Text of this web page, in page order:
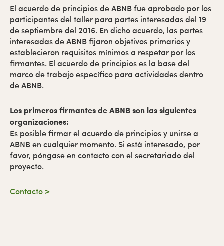
El acuerdo de principios de ABNB fue aprobado por los
participantes del taller para partes interesadas del 19
de septiembre del 2016. En dicho acuerdo, las partes
interesadas de ABNB fijaron objetivos primarios y
establecieron requisitos mínimos a respetar por los
firmantes. El acuerdo de principios es la base del
marco de trabajo específico para actividades dentro
de ABNB.
Los primeros firmantes de ABNB son las siguientes
organizaciones:
Es posible firmar el acuerdo de principios y unirse a
ABNB en cualquier momento. Si está interesado, por
favor, póngase en contacto con el secretariado del
proyecto.
Contacto >